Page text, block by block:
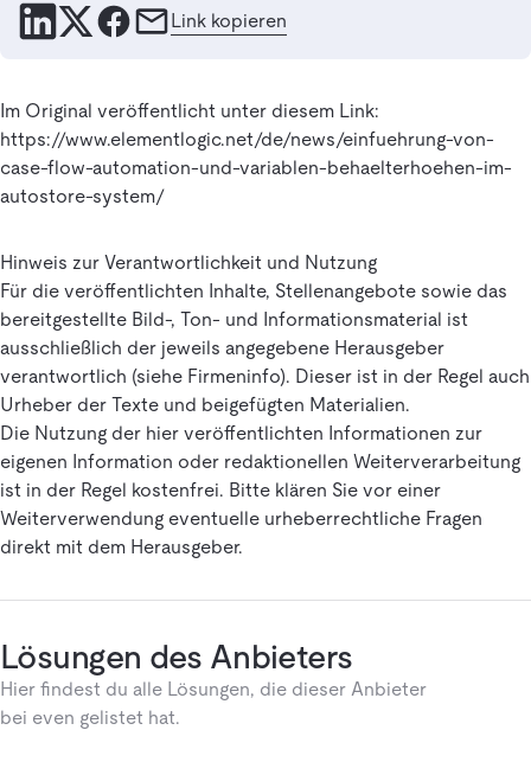
Link kopieren
Im Original veröffentlicht unter diesem Link:
https://www.elementlogic.net/de/news/einfuehrung-von-
case-flow-automation-und-variablen-behaelterhoehen-im-
autostore-system/
Hinweis zur Verantwortlichkeit und Nutzung
Für die veröffentlichten Inhalte, Stellenangebote sowie das
bereitgestellte Bild-, Ton- und Informationsmaterial ist
ausschließlich der jeweils angegebene Herausgeber
verantwortlich (siehe Firmeninfo). Dieser ist in der Regel auch
Urheber der Texte und beigefügten Materialien.
Die Nutzung der hier veröffentlichten Informationen zur
eigenen Information oder redaktionellen Weiterverarbeitung
ist in der Regel kostenfrei. Bitte klären Sie vor einer
Weiterverwendung eventuelle urheberrechtliche Fragen
direkt mit dem Herausgeber.
Lösungen des Anbieters
Hier findest du alle Lösungen, die dieser Anbieter
bei even gelistet hat.